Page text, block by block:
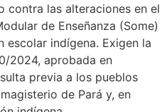
contra las alteraciones en el
de Enseñanza (Some)
escolar indígena. Exigen la
2024, aprobada en
previa a los pueblos
de Pará y, en